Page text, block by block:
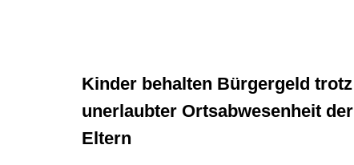
Kinder behalten Bürgergeld trotz
unerlaubter Ortsabwesenheit der
Eltern